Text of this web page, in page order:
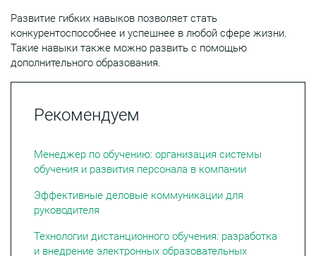
Развитие гибких навыков позволяет стать
конкурентоспособнее и успешнее в любой сфере жизни.
Такие навыки также можно развить с помощью
дополнительного образования.
Рекомендуем
Менеджер по обучению: организация системы
обучения и развития персонала в компании
Эффективные деловые коммуникации для
руководителя
Технологии дистанционного обучения: разработка
и внедрение электронных образовательных